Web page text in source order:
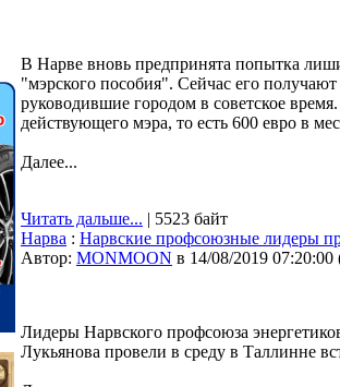
В Нарве вновь предпринята попытка
"мэрского пособия". Сейчас его
руководившие городом в советское
действующего мэра, то есть 600 евро в
Далее...
Читать дальше... | 5523 байт
Нарва : Нарвские профсоюзные лидеры
Автор: MONMOON в 14/08/2019 07:20:00
Лидеры Нарвского профсоюза
Лукьянова провели в среду в Таллинне